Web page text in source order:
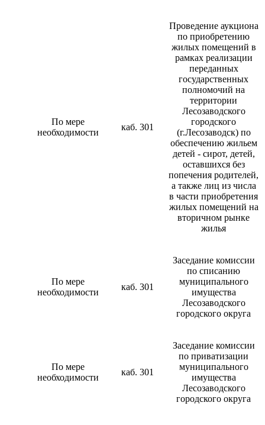
По мере
необходимости
каб. 301
Проведение аукциона
по приобретению
жилых помещений в
рамках реализации
переданных
государственных
полномочий на
территории
Лесозаводского
городского
(г.Лесозаводск) по
обеспечению жильем
детей - сирот, детей,
оставшихся без
попечения родителей,
а также лиц из числа
в части приобретения
жилых помещений на
вторичном рынке
жилья
По мере
необходимости
каб. 301
Заседание комиссии
по списанию
муниципального
имущества
Лесозаводского
городского округа
По мере
необходимости
каб. 301
Заседание комиссии
по приватизации
муниципального
имущества
Лесозаводского
городского округа